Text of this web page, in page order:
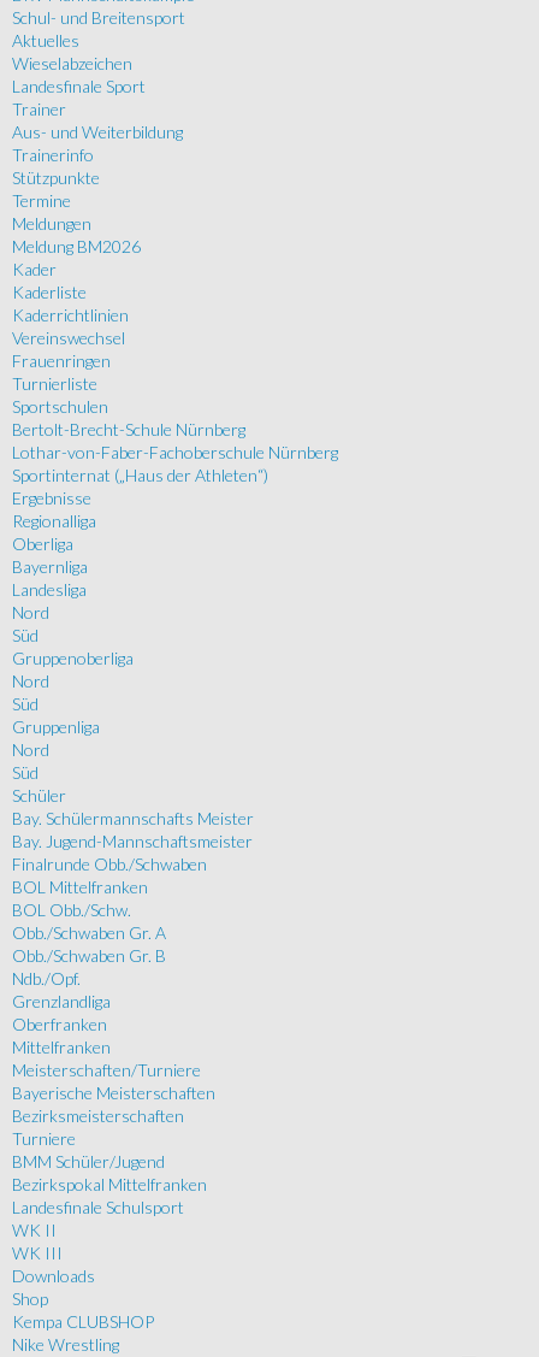
Schul- und Breitensport
Aktuelles
Wieselabzeichen
Landesfinale Sport
Trainer
Aus- und Weiterbildung
Trainerinfo
Stützpunkte
Termine
Meldungen
Meldung BM2026
Kader
Kaderliste
Kaderrichtlinien
Vereinswechsel
Frauenringen
Turnierliste
Sportschulen
Bertolt-Brecht-Schule Nürnberg
Lothar-von-Faber-Fachoberschule Nürnberg
Sportinternat („Haus der Athleten“)
Ergebnisse
Regionalliga
Oberliga
Bayernliga
Landesliga
Nord
Süd
Gruppenoberliga
Nord
Süd
Gruppenliga
Nord
Süd
Schüler
Bay. Schülermannschafts Meister
Bay. Jugend-Mannschaftsmeister
Finalrunde Obb./Schwaben
BOL Mittelfranken
BOL Obb./Schw.
Obb./Schwaben Gr. A
Obb./Schwaben Gr. B
Ndb./Opf.
Grenzlandliga
Oberfranken
Mittelfranken
Meisterschaften/Turniere
Bayerische Meisterschaften
Bezirksmeisterschaften
Turniere
BMM Schüler/Jugend
Bezirkspokal Mittelfranken
Landesfinale Schulsport
WK II
WK III
Downloads
Shop
Kempa CLUBSHOP
Nike Wrestling